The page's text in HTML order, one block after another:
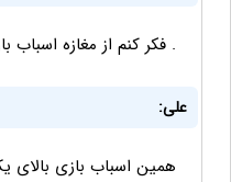
. فکر کنم از مغازه
علی:
همین اسباب بازی بالای